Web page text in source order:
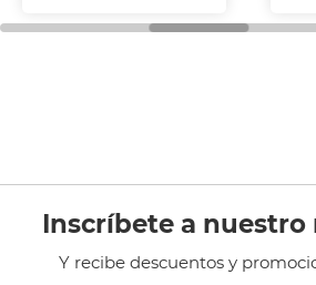
Inscríbete a
Y recibe descuentos y